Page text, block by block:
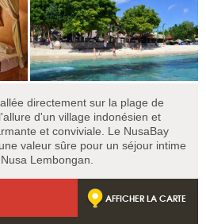
directement sur la plage de
d'un village indonésien et
et conviviale. Le NusaBay
valeur sûre pour un séjour intime
Lembongan.
AFFICHER LA CARTE